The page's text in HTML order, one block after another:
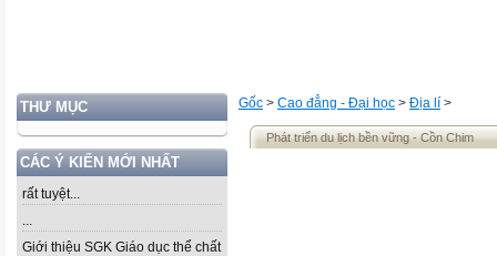
THƯ MỤC
CÁC Ý KIẾN MỚI NHẤT
rất tuyệt...
...
Giới thiệu SGK Giáo dục thể chất
Gốc > Cao đẳng - Đại học > Địa lí >
Phát triển du lịch bền vững - Cồn Chim